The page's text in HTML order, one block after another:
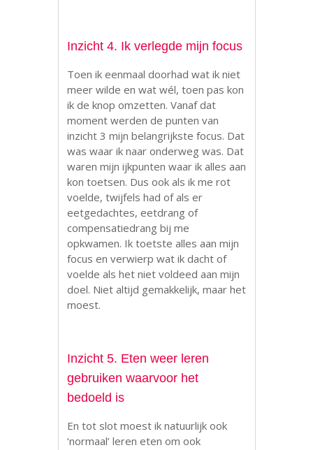
Inzicht 4. Ik verlegde mijn focus
Toen ik eenmaal doorhad wat ik niet
meer wilde en wat wél, toen pas kon
ik de knop omzetten. Vanaf dat
moment werden de punten van
inzicht 3 mijn belangrijkste focus. Dat
was waar ik naar onderweg was. Dat
waren mijn ijkpunten waar ik alles aan
kon toetsen. Dus ook als ik me rot
voelde, twijfels had of als er
eetgedachtes, eetdrang of
compensatiedrang bij me
opkwamen. Ik toetste alles aan mijn
focus en verwierp wat ik dacht of
voelde als het niet voldeed aan mijn
doel. Niet altijd gemakkelijk, maar het
moest.
Inzicht 5. Eten weer leren
gebruiken waarvoor het
bedoeld is
En tot slot moest ik natuurlijk ook
‘normaal’ leren eten om ook